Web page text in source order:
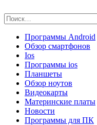
to
content
Найти:
Программы Android
Обзор смартфонов
Ios
Программы ios
Планшеты
Обзор ноутов
Видеокарты
Материнские платы
Новости
Программы для ПК